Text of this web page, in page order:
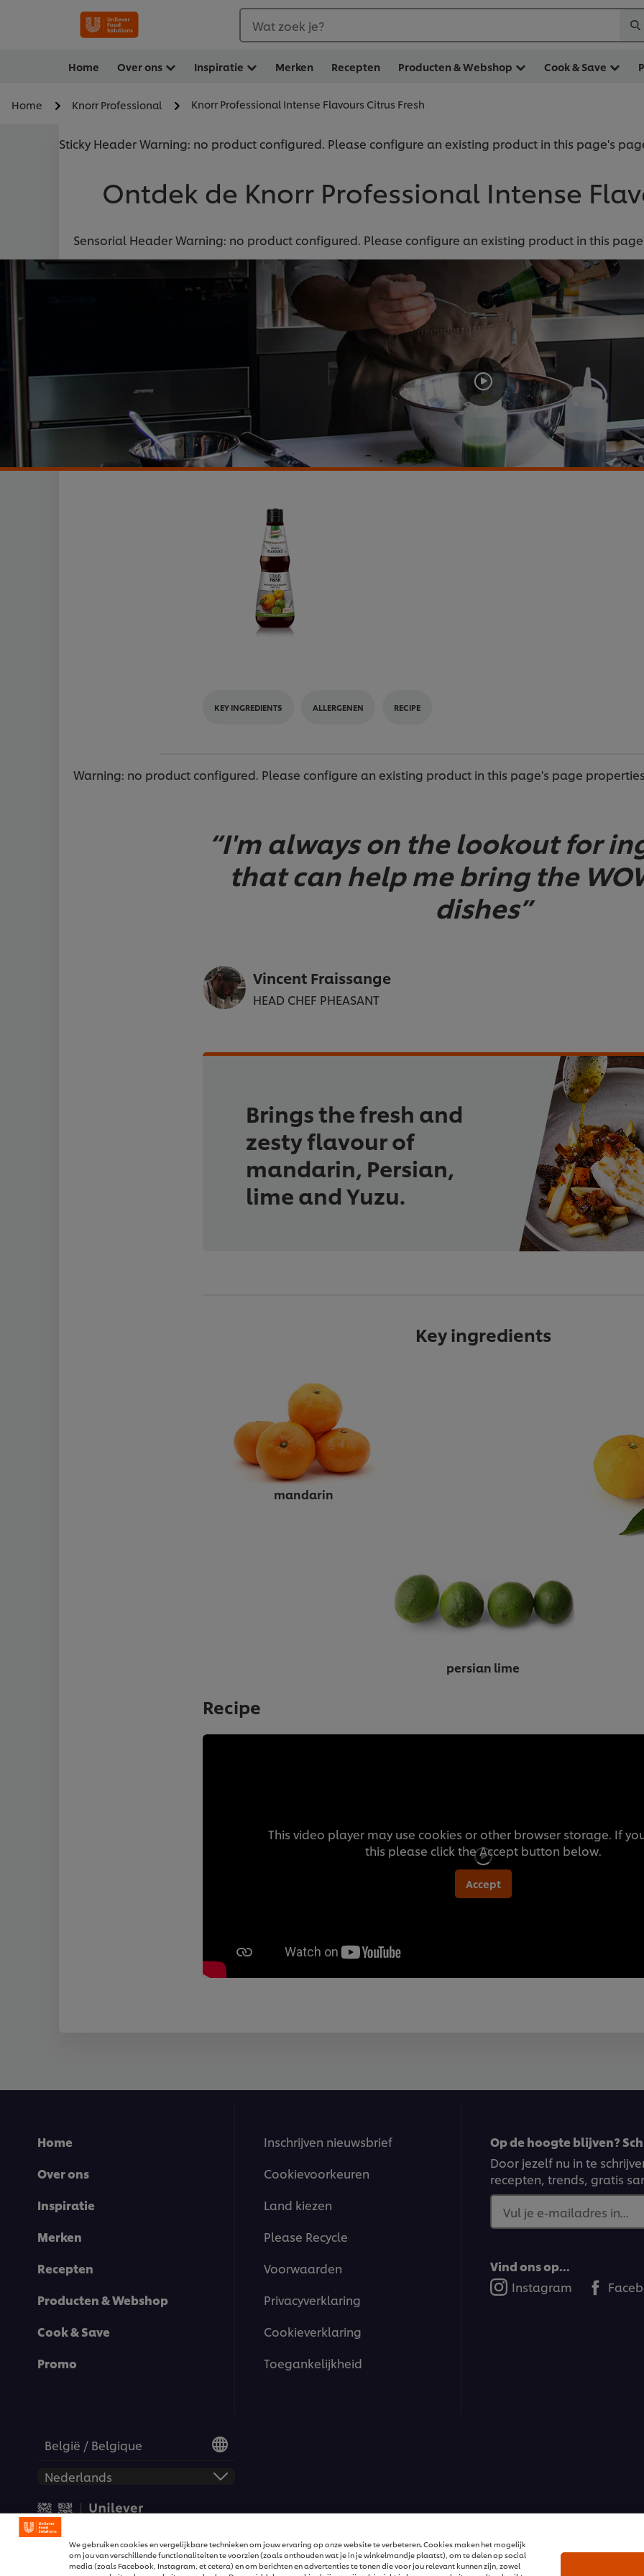
Wat zoek je?
Home Over ons Inspiratie Merken Recepten Producten & Webshop Cook & Save
Home Knorr Professional Knorr Professional Intense Flavours Citrus Fresh
Sticky Header Warning: no product configured. Please configure an existing product in this page's
Ontdek de Knorr Professional Intense
Sensorial Header Warning: no product configured. Please configure an existing product in this
KEY INGREDIENTS ALLERGENEN RECIPE
Warning: no product configured. Please configure an existing product in this page's page
I'm always on the lookout for
that can help me bring the
dishes
Vincent Fraissange
HEAD CHEF PHEASANT
Brings the fresh and
zesty flavour of
mandarin, Persian,
lime and Yuzu.
Key ingredients
mandarin
persian lime
Recipe
This video player may use cookies or other browser storage. If
this please click the Accept button below.
Accept
Home
Over ons
Inspiratie
Merken
Recepten
Producten & Webshop
Cook & Save
Promo
Inschrijven nieuwsbrief
Cookievoorkeuren
Land kiezen
Please Recycle
Voorwaarden
Privacyverklaring
Cookieverklaring
Toegankelijkheid
Op de hoogte blijven?
Door jezelf nu in te
recepten, trends, gratis
Vul je e-mailadres in...
Vind ons op...
Instagram
België / Belgique
We gebruiken cookies en vergelijkbare technieken om jouw ervaring op onze website te verbeteren. Cookies maken het mogelijk
om jou van verschillende functionaliteiten te voorzien (zoals onthouden wat je in je winkelmandje plaatst), om te delen op social
media (zoals Facebook, Instagram, et cetera) en om berichten en advertenties te tonen die voor jou relevant kunnen zijn, zowel